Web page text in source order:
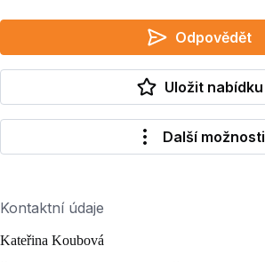
Odpovědět
Uložit nabídku
Další možnosti
Kontaktní údaje
Kateřina Koubová